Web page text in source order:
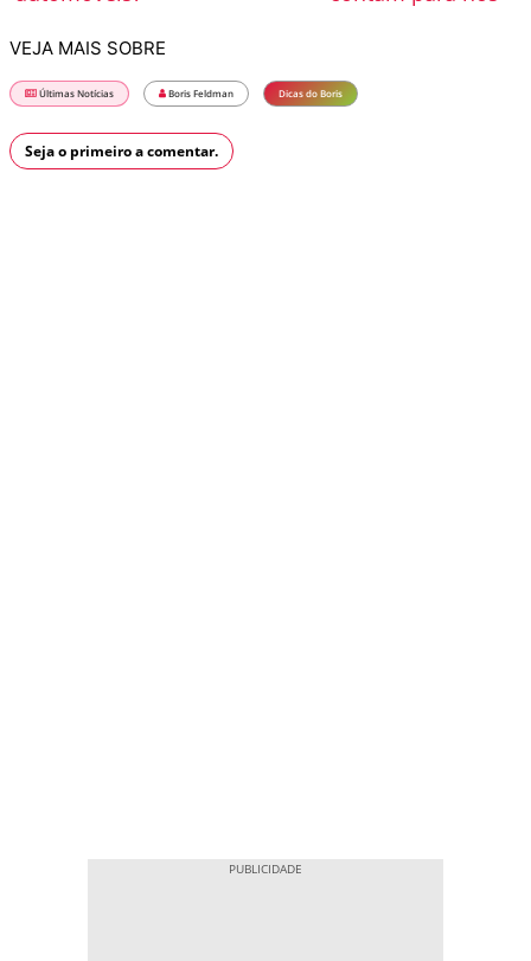
VEJA MAIS SOBRE
Últimas Notícias Boris Feldman Dicas do Boris
Seja o primeiro a comentar.